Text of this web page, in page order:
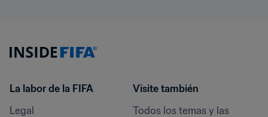
La labor de la FIFA
Legal
Visite también
Todos los temas y las